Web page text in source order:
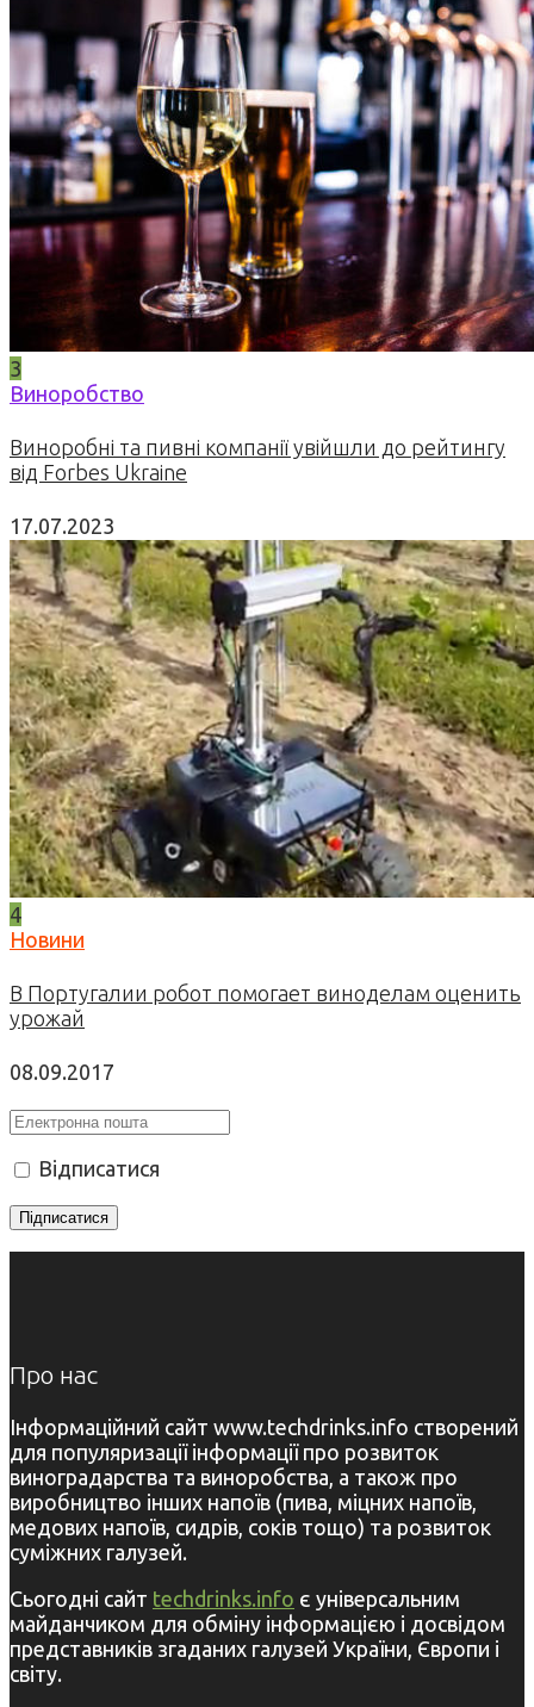
3
Виноробство
Виноробні та пивні компанії увійшли до рейтингу
від Forbes Ukraine
17.07.2023
4
Новини
В Португалии робот помогает виноделам оценить
урожай
08.09.2017
Відписатися
Про нас
Інформаційний сайт www.techdrinks.info створений
для популяризації інформації про розвиток
виноградарства та виноробства, а також про
виробництво інших напоїв (пива, міцних напоїв,
медових напоїв, сидрів, соків тощо) та розвиток
суміжних галузей.
Сьогодні сайт techdrinks.info є універсальним
майданчиком для обміну інформацією і досвідом
представників згаданих галузей України, Європи і
світу.